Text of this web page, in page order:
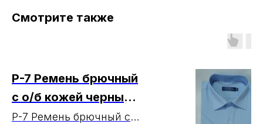
Смотрите также
Р-7 Ремень брючный
с о/б кожей черный
МАРКА (ЧЗ
Р-7 Ремень брючный с